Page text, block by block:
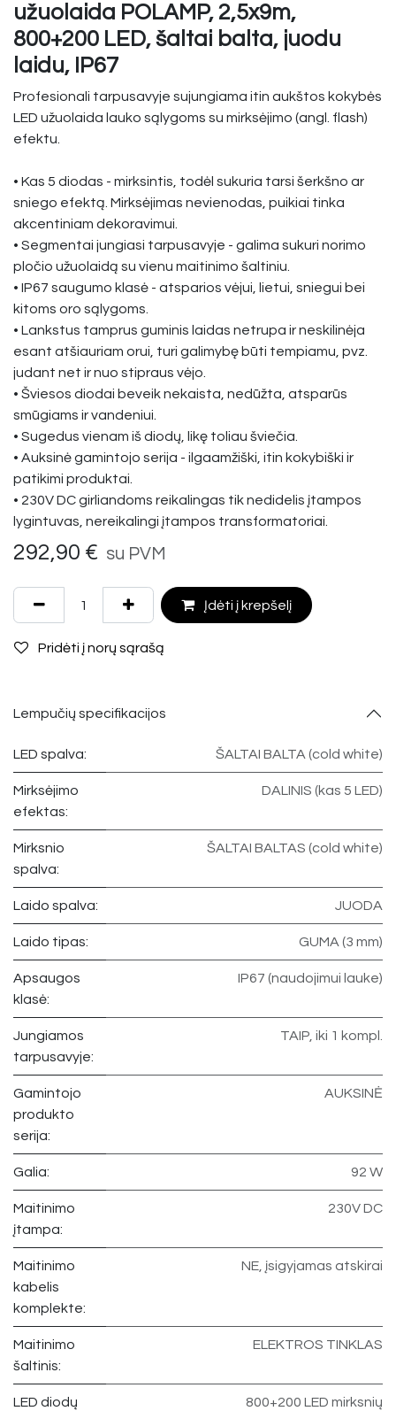
užuolaida POLAMP, 2,5x9m,
800+200 LED, šaltai balta, juodu
laidu, IP67
Profesionali tarpusavyje sujungiama itin aukštos kokybės
LED užuolaida lauko sąlygoms su mirksėjimo (angl. flash)
efektu.
• Kas 5 diodas - mirksintis, todėl sukuria tarsi šerkšno ar
sniego efektą. Mirksėjimas nevienodas, puikiai tinka
akcentiniam dekoravimui.
• Segmentai jungiasi tarpusavyje - galima sukuri norimo
pločio užuolaidą su vienu maitinimo šaltiniu.
• IP67 saugumo klasė - atsparios vėjui, lietui, sniegui bei
kitoms oro sąlygoms.
• Lankstus tamprus guminis laidas netrupa ir neskilinėja
esant atšiauriam orui, turi galimybę būti tempiamu, pvz.
judant net ir nuo stipraus vėjo.
• Šviesos diodai beveik nekaista, nedūžta, atsparūs
smūgiams ir vandeniui.
• Sugedus vienam iš diodų, likę toliau šviečia.
• Auksinė gamintojo serija - ilgaamžiški, itin kokybiški ir
patikimi produktai.
• 230V DC girliandoms reikalingas tik nedidelis įtampos
lygintuvas, nereikalingi įtampos transformatoriai.
292,90 € su PVM
Įdėti į krepšelį
Pridėti į norų sąrašą
Lempučių specifikacijos
LED spalva: ŠALTAI BALTA (cold white)
Mirksėjimo
efektas:
DALINIS (kas 5 LED)
Mirksnio
spalva:
ŠALTAI BALTAS (cold white)
Laido spalva: JUODA
Laido tipas: GUMA (3 mm)
Apsaugos
klasė:
IP67 (naudojimui lauke)
Jungiamos
tarpusavyje:
TAIP, iki 1 kompl.
Gamintojo
produkto
serija:
AUKSINĖ
Galia: 92 W
Maitinimo
įtampa:
230V DC
Maitinimo
kabelis
komplekte:
NE, įsigyjamas atskirai
Maitinimo
šaltinis:
ELEKTROS TINKLAS
LED diodų
800+200 LED mirksnių